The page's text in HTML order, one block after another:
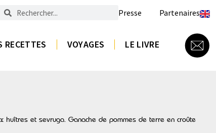
Presse Partenaires
RECETTES VOYAGES LE LIVRE
huîtres et sevruga. Ganache de pommes de terre en croûte